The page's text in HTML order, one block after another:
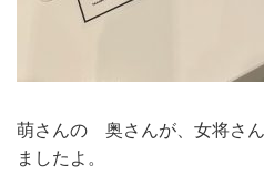
萌さんの 奥さんが、女将さ
ましたよ。